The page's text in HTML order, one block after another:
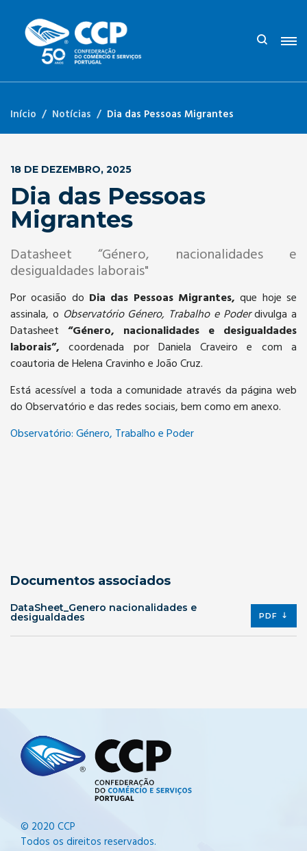
Início Notícias Dia das Pessoas Migrantes
18 DE DEZEMBRO, 2025
Dia das Pessoas
Migrantes
Datasheet “Género, nacionalidades e
desigualdades laborais"
Por ocasião do Dia das Pessoas Migrantes,que hoje se
assinala, o Observatório Género, Trabalho e Poderdivulga a
Datasheet “Género, nacionalidades e desigualdades
laborais”,coordenada por Daniela Craveiro e com a
coautoria de Helena Cravinho e João Cruz.
Está acessível a toda a comunidade através da página web
do Observatório e das redes sociais, bem como em anexo.
Observatório: Género, Trabalho e Poder
Documentos associados
DataSheet_Genero nacionalidades e
desigualdades PDF
© 2020 CCP
Todos os direitos reservados.